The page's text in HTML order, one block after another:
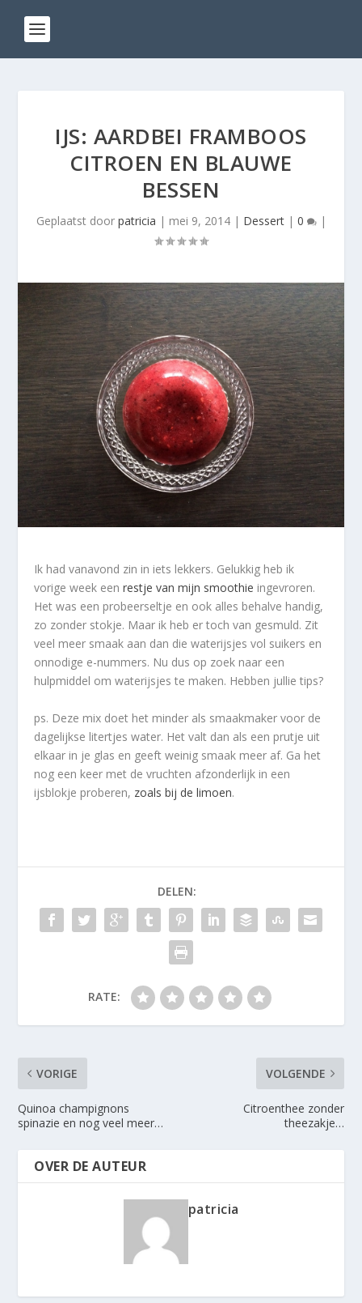
IJS: AARDBEI FRAMBOOS
CITROEN EN BLAUWE
BESSEN
Geplaatst door patricia | mei 9, 2014| Dessert| 0 |
Ik had vanavond zin in iets lekkers. Gelukkig heb ik
vorige week eenrestje van mijn smoothie ingevroren.
Het was een probeerseltje en ook alles behalve handig,
zo zonder stokje. Maar ik heb er toch van gesmuld. Zit
veel meer smaak aan dan die waterijsjes vol suikers en
onnodige e-nummers. Nu dus op zoek naar een
hulpmiddel om waterijsjes te maken. Hebben jullie tips?
ps. Deze mix doet het minder als smaakmaker voor de
dagelijkse litertjes water. Het valt dan als een prutje uit
elkaar in je glas en geeft weinig smaak meer af. Ga het
nog een keer met de vruchten afzonderlijk in een
ijsblokje proberen, zoals bij de limoen.
DELEN:
RATE:
VORIGE
Quinoa champignons
spinazie en nog veel meer…
VOLGENDE
Citroenthee zonder
theezakje…
OVER DE AUTEUR
patricia